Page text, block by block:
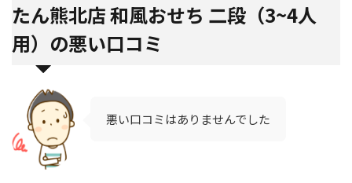
たん熊北店 和風おせち 二段（3~4人
用）の悪い口コミ
悪い口コミはありませんでした